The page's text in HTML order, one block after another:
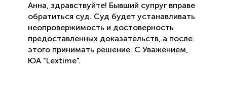
Анна, здравствуйте! Бывший супруг вправе
обратиться суд. Суд будет устанавливать
неопровержимость и достоверность
предоставленных доказательств, а после
этого принимать решение. С Уважением,
ЮА "Lextime".